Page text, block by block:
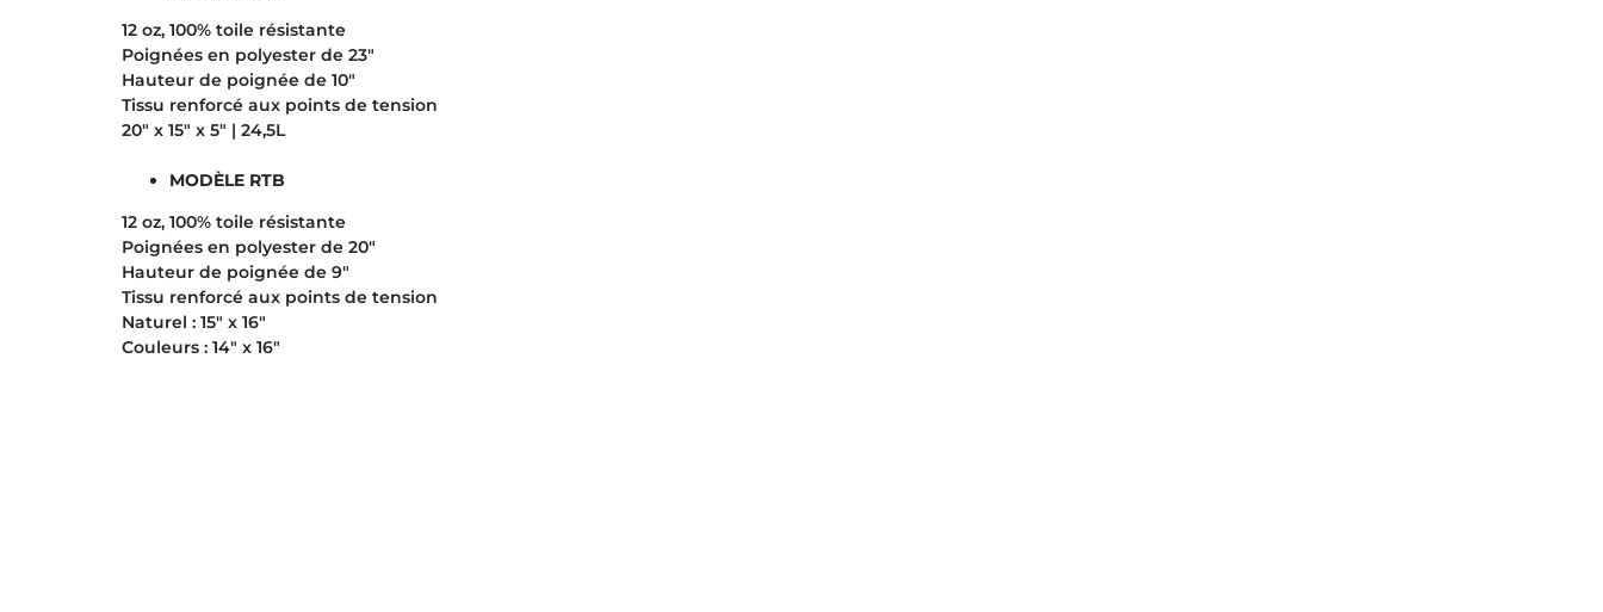
12 oz, 100% toile résistante
Poignées en polyester de 23″
Hauteur de poignée de 10″
Tissu renforcé aux points de tension
20″ x 15″ x 5″ | 24,5L
MODÈLE RTB
12 oz, 100% toile résistante
Poignées en polyester de 20″
Hauteur de poignée de 9″
Tissu renforcé aux points de tension
Naturel : 15″ x 16″
Couleurs : 14″ x 16″